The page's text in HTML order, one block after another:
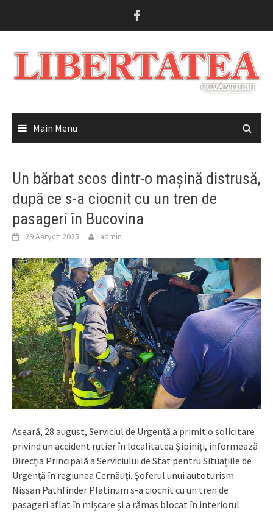
Main Menu
Un bărbat scos dintr-o mașină distrusă,
după ce s-a ciocnit cu un tren de
pasageri în Bucovina
29 Август 2025 admin
Aseară, 28 august, Serviciul de Urgență a primit o solicitare
privind un accident rutier în localitatea Șipiniți, informează
Direcția Principală a Serviciului de Stat pentru Situațiile de
Urgență în regiunea Cernăuți. Șoferul unui autoturism
Nissan Pathfinder Platinum s-a ciocnit cu un tren de
pasageri aflat în mișcare și a rămas blocat în interiorul